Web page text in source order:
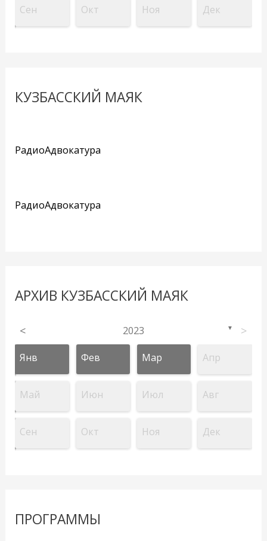
Сен Окт Ноя Дек
КУЗБАССКИЙ МАЯК
РадиоАдвокатура
РадиоАдвокатура
АРХИВ КУЗБАССКИЙ МАЯК
< 2023 ▼ >
Янв Фев Мар Апр
Май Июн Июл Авг
Сен Окт Ноя Дек
ПРОГРАММЫ